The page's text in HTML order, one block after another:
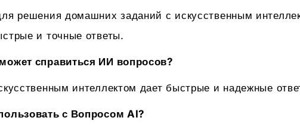
решения домашних заданий с искусственным
и точные ответы.
справиться ИИ вопросов?
интеллектом дает быстрые и надежные
с Вопросом AI?